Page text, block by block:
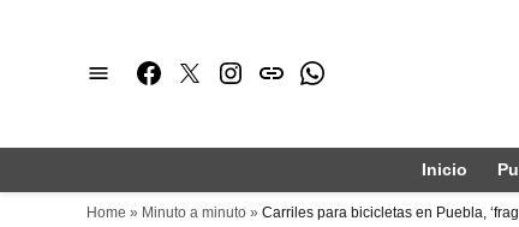
Facebook
TwitterInstagram
issuuWhatsapp
Inicio
Home » Minuto a minuto » Carriles para bicicletas en Puebla,